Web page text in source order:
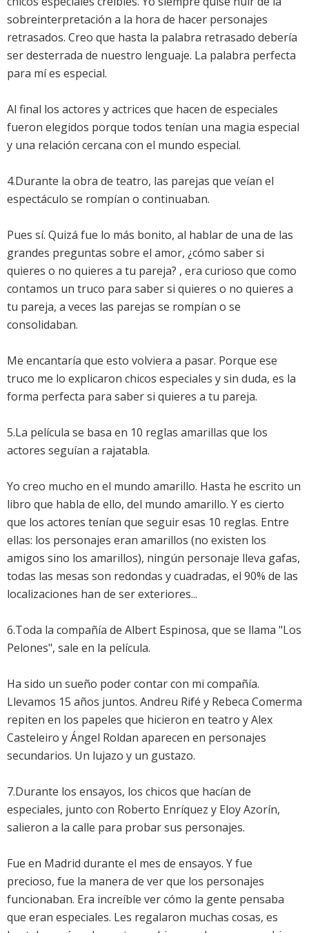
sobreinterpretación a la hora de hacer personajes
retrasados. Creo que hasta la palabra retrasado debería
ser desterrada de nuestro lenguaje. La palabra perfecta
para mí es especial.
Al final los actores y actrices que hacen de especiales
fueron elegidos porque todos tenían una magia especial
y una relación cercana con el mundo especial.
4.Durante la obra de teatro, las parejas que veían el
espectáculo se rompían o continuaban.
Pues sí. Quizá fue lo más bonito, al hablar de una de las
grandes preguntas sobre el amor, ¿cómo saber si
quieres o no quieres a tu pareja? , era curioso que como
contamos un truco para saber si quieres o no quieres a
tu pareja, a veces las parejas se rompían o se
consolidaban.
Me encantaría que esto volviera a pasar. Porque ese
truco me lo explicaron chicos especiales y sin duda, es la
forma perfecta para saber si quieres a tu pareja.
5.La película se basa en 10 reglas amarillas que los
actores seguían a rajatabla.
Yo creo mucho en el mundo amarillo. Hasta he escrito un
libro que habla de ello, del mundo amarillo. Y es cierto
que los actores tenían que seguir esas 10 reglas. Entre
ellas: los personajes eran amarillos (no existen los
amigos sino los amarillos), ningún personaje lleva gafas,
todas las mesas son redondas y cuadradas, el 90% de las
localizaciones han de ser exteriores...
6.Toda la compañía de Albert Espinosa, que se llama "Los
Pelones", sale en la película.
Ha sido un sueño poder contar con mi compañía.
Llevamos 15 años juntos. Andreu Rifé y Rebeca Comerma
repiten en los papeles que hicieron en teatro y Alex
Casteleiro y Ángel Roldan aparecen en personajes
secundarios. Un lujazo y un gustazo.
7.Durante los ensayos, los chicos que hacían de
especiales, junto con Roberto Enríquez y Eloy Azorín,
salieron a la calle para probar sus personajes.
Fue en Madrid durante el mes de ensayos. Y fue
precioso, fue la manera de ver que los personajes
funcionaban. Era increíble ver cómo la gente pensaba
que eran especiales. Les regalaron muchas cosas, es